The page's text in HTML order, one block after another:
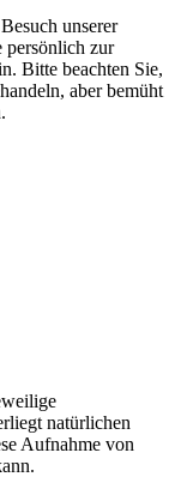
unserer
persönlich zur
Bitte beachten Sie,
aber bemüht
natürlichen
Aufnahme von